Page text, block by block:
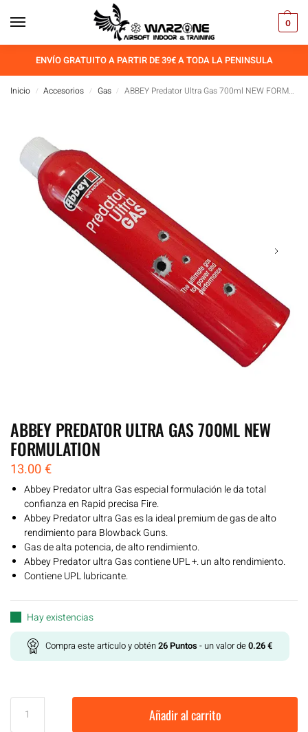
0
ENVÍO GRATUITO A PARTIR DE 39€ A TODA LA PENINSULA
Inicio / Accesorios / Gas / ABBEY Predator Ultra Gas 700ml NEW FORMULATION
ABBEY PREDATOR ULTRA GAS 700ML NEW
FORMULATION
13.00€
Abbey Predator ultra Gas especial formulación le da total
confianza en Rapid precisa Fire.
Abbey Predator ultra Gas es la ideal premium de gas de alto
rendimiento para Blowback Guns.
Gas de alta potencia, de alto rendimiento.
Abbey Predator ultra Gas contiene UPL +. un alto rendimiento.
Contiene UPL lubricante.
Hay existencias
Compra este artículo y obtén26Puntos - un valor de0.26€
Añadir al carrito